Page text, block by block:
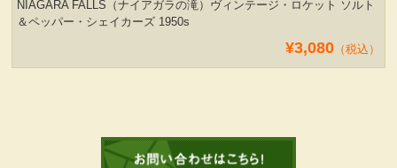
NIAGARA FALLS（ナイアガラの滝）ヴィンテージ・ロケット ソルト
＆ペッパー・シェイカーズ 1950s
¥3,080（税込）